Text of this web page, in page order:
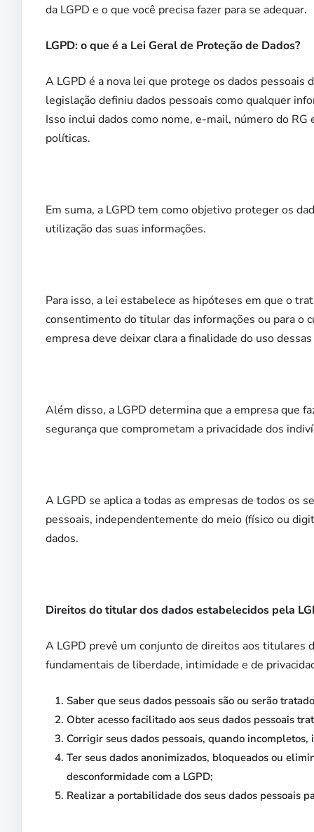
da LGPD e o que você precisa fazer para se adequar.
LGPD: o que é a Lei Geral de Proteção de Dados?
A LGPD é a nova lei que protege os dados
legislação definiu dados pessoais como qualquer
Isso inclui dados como nome, e-mail, número do
políticas.
Em suma, a LGPD tem como objetivo proteger os
utilização das suas informações.
Para isso, a lei estabelece as hipóteses em que o
consentimento do titular das informações ou para o
empresa deve deixar clara a finalidade do uso
Além disso, a LGPD determina que a empresa que
segurança que comprometam a privacidade dos
A LGPD se aplica a todas as empresas de todos os
pessoais, independentemente do meio (físico ou
dados.
Direitos do titular dos dados estabelecidos pela
A LGPD prevê um conjunto de direitos aos titulares
fundamentais de liberdade, intimidade e de
Saber que seus dados pessoais são ou serão
Obter acesso facilitado aos seus dados pessoais
Corrigir seus dados pessoais, quando incompletos,
Ter seus dados anonimizados, bloqueados ou
desconformidade com a LGPD;
Realizar a portabilidade dos seus dados pessoais